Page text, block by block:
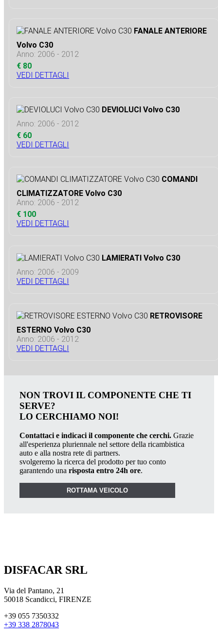
FANALE ANTERIORE
Volvo C30
Anno: 2006 - 2012
€ 80
VEDI DETTAGLI
DEVIOLUCI Volvo C30
Anno: 2006 - 2012
€ 60
VEDI DETTAGLI
COMANDI
CLIMATIZZATORE Volvo C30
Anno: 2006 - 2012
€ 100
VEDI DETTAGLI
LAMIERATI Volvo C30
Anno: 2006 - 2009
VEDI DETTAGLI
RETROVISORE
ESTERNO Volvo C30
Anno: 2006 - 2012
VEDI DETTAGLI
NON TROVI IL COMPONENTE CHE TI
SERVE?
LO CERCHIAMO NOI!
Contattaci e indicaci il componente che cerchi. Grazie
all'esperienza pluriennale nel settore della ricambistica
auto e alla nostra rete di partners.
svolgeremo la ricerca del prodotto per tuo conto
garantendo una risposta entro 24h ore.
ROTTAMA VEICOLO
DISFACAR SRL
Via del Pantano, 21
50018 Scandicci, FIRENZE
+39 055 7350332
+39 338 2878043